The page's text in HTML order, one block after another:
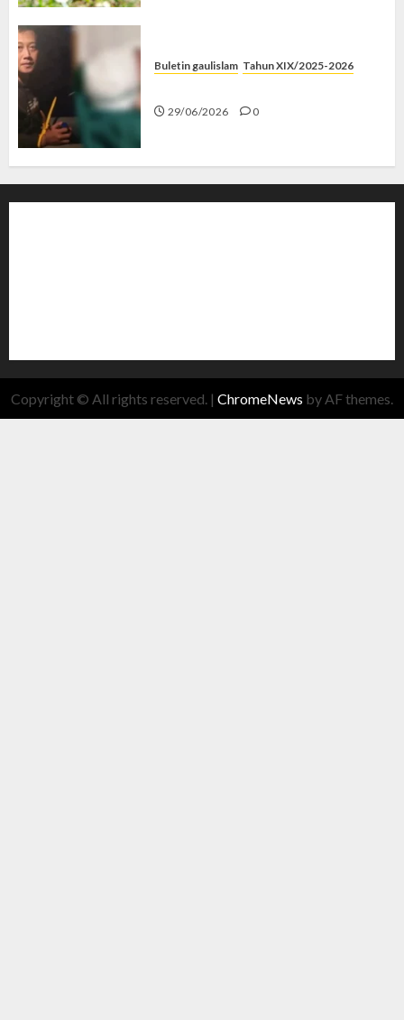
Buletin gaulislam Tahun XIX/2025-2026
29/06/2026 0
Copyright © All rights reserved. | ChromeNews by AF themes.